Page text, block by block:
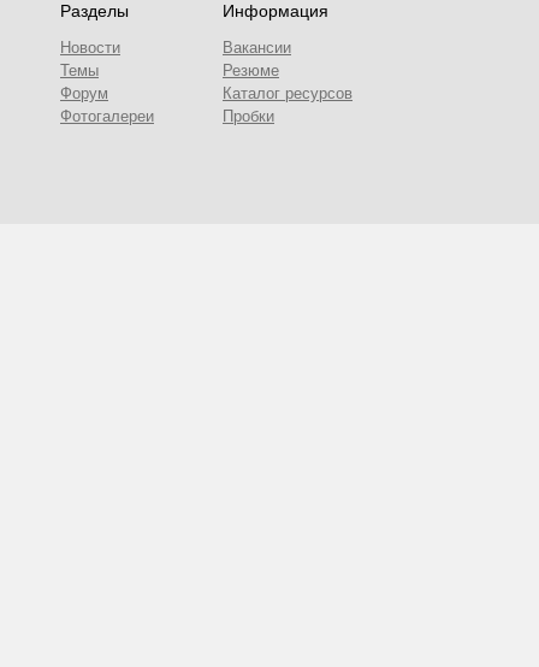
Разделы
Новости
Темы
Форум
Фотогалереи
Информация
Вакансии
Резюме
Каталог ресурсов
Пробки